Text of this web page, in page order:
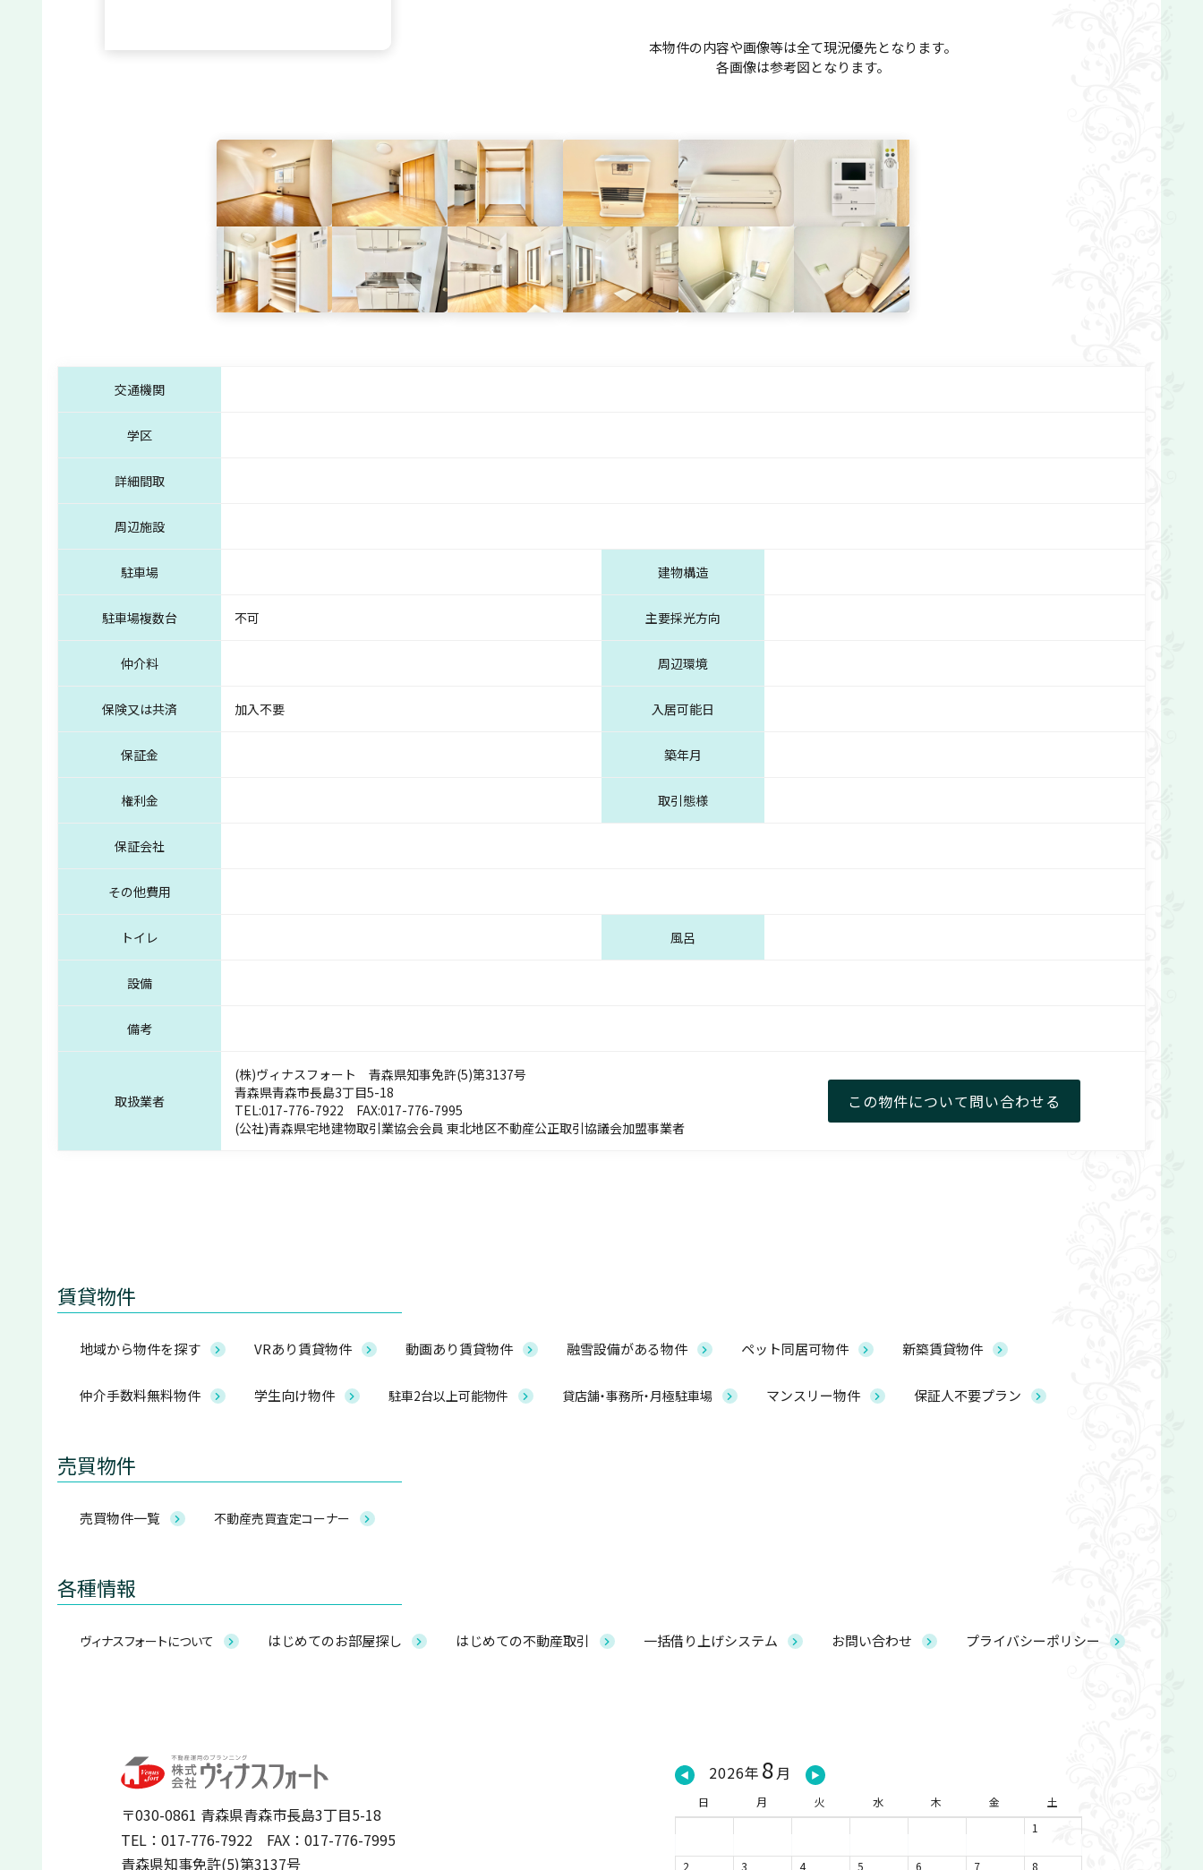
本物件の内容や画像等は全て現況優先となります。
各画像は参考図となります。
交通機関
学区
詳細間取
周辺施設
駐車場 建物構造
駐車場複数台 不可 主要採光方向
仲介料 周辺環境
保険又は共済 加入不要 入居可能日
保証金 築年月
権利金 取引態様
保証会社
その他費用
トイレ 風呂
設備
備考
取扱業者
(株)ヴィナスフォート 青森県知事免許(5)第3137号
青森県青森市長島3丁目5-18
TEL:017-776-7922 FAX:017-776-7995
(公社)青森県宅地建物取引業協会会員 東北地区不動産公正取引協議会加盟事業者
この物件について問い合わせる
賃貸物件
地域から物件を探す VRあり賃貸物件 動画あり賃貸物件 融雪設備がある物件 ペット同居可物件 新築賃貸物件
仲介手数料無料物件 学生向け物件 駐車2台以上可能物件 貸店舗・事務所・月極駐車場 マンスリー物件 保証人不要プラン
売買物件
売買物件一覧 不動産売買査定コーナー
各種情報
ヴィナスフォートについて はじめてのお部屋探し はじめての不動産取引 一括借り上げシステム お問い合わせ プライバシーポリシー
〒030-0861 青森県青森市長島3丁目5-18
TEL：017-776-7922 FAX：017-776-7995
青森県知事免許(5)第3137号
◀ 2026年 8月 ▶
日 月 火 水 木 金
土
1
2 3 4 5 6 7 8